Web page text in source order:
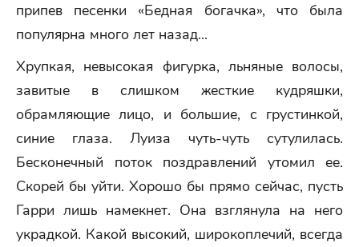
припев песенки «Бедная богачка», что была
популярна много лет назад...
Хрупкая, невысокая фигурка, льняные волосы,
завитые в слишком жесткие кудряшки,
обрамляющие лицо, и большие, с грустинкой,
синие глаза. Луиза чуть-чуть сутулилась.
Бесконечный поток поздравлений утомил ее.
Скорей бы уйти. Хорошо бы прямо сейчас, пусть
Гарри лишь намекнет. Она взглянула на него
украдкой. Какой высокий, широкоплечий, всегда